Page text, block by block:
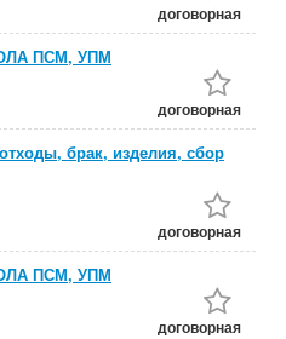
договорная
ПСМ, УПМ
договорная
брак, изделия, сбор
договорная
ПСМ, УПМ
договорная